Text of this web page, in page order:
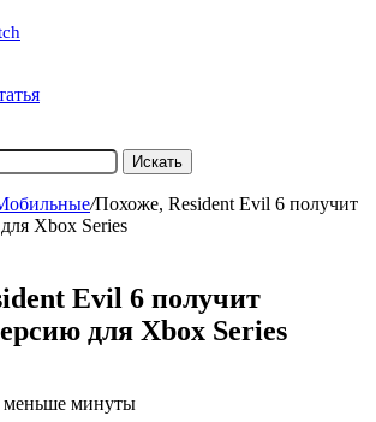
Искать
/Похоже, Resident Evil 6 получит
Xbox Series
Evil 6 получит
для Xbox Series
меньше минуты